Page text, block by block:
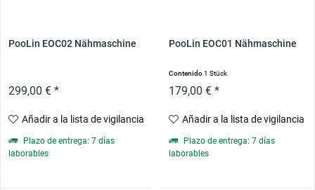
PooLin EOC02 Nähmaschine
299,00 € *
Añadir a la lista de vigilancia
Plazo de entrega: 7 días
laborables
PooLin EOC01 Nähmaschine
Contenido1 Stück
179,00 € *
Añadir a la lista de vigilancia
Plazo de entrega: 7 días
laborables